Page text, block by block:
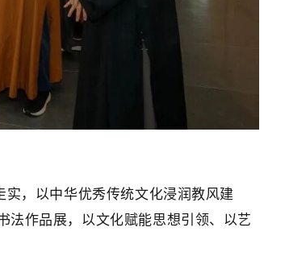
，以中华优秀传统文化浸润教风建
法作品展，以文化赋能思想引领、以艺